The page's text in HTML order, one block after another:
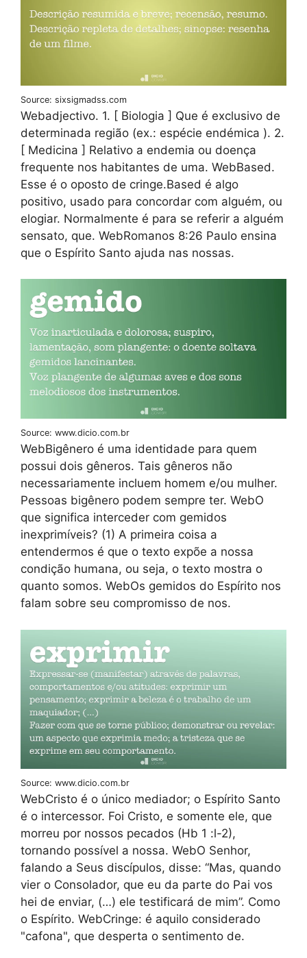
Source: sixsigmadss.com
Webadjectivo. 1. [ Biologia ] Que é exclusivo de
determinada região (ex.: espécie endémica ). 2.
[ Medicina ] Relativo a endemia ou doença
frequente nos habitantes de uma. WebBased.
Esse é o oposto de cringe.Based é algo
positivo, usado para concordar com alguém, ou
elogiar. Normalmente é para se referir a alguém
sensato, que. WebRomanos 8:26 Paulo ensina
que o Espírito Santo ajuda nas nossas.
Source: www.dicio.com.br
WebBigênero é uma identidade para quem
possui dois gêneros. Tais gêneros não
necessariamente incluem homem e/ou mulher.
Pessoas bigênero podem sempre ter. WebO
que significa interceder com gemidos
inexprimíveis? (1) A primeira coisa a
entendermos é que o texto expõe a nossa
condição humana, ou seja, o texto mostra o
quanto somos. WebOs gemidos do Espírito nos
falam sobre seu compromisso de nos.
Source: www.dicio.com.br
WebCristo é o único mediador; o Espírito Santo
é o intercessor. Foi Cristo, e somente ele, que
morreu por nossos pecados (Hb 1 :l-2),
tornando possível a nossa. WebO Senhor,
falando a Seus discípulos, disse: “Mas, quando
vier o Consolador, que eu da parte do Pai vos
hei de enviar, (…) ele testificará de mim”. Como
o Espírito. WebCringe: é aquilo considerado
"cafona", que desperta o sentimento de.